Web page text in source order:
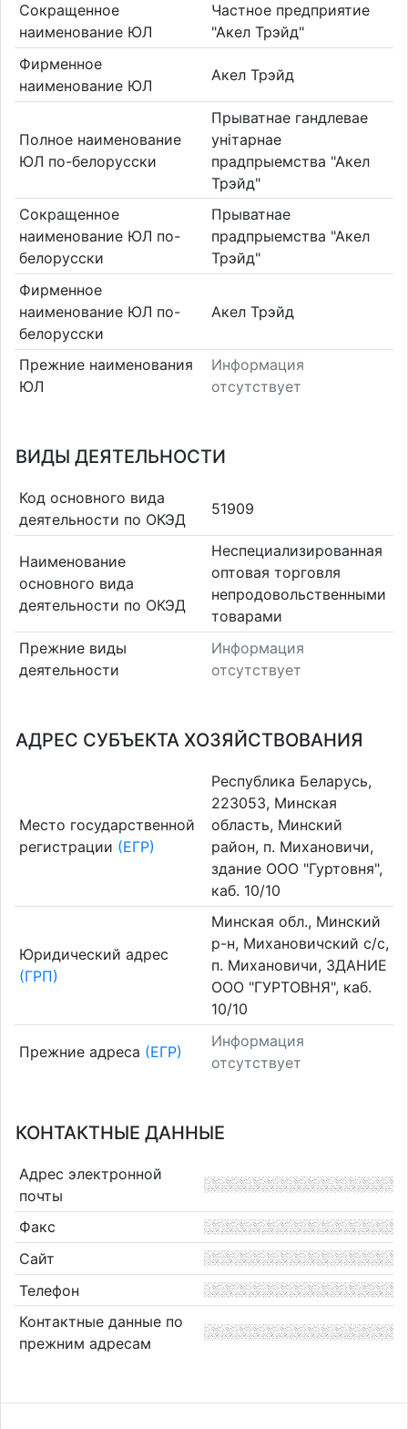
Сокращенное
наименование ЮЛ
Частное предприятие
"Акел Трэйд"
Фирменное
наименование ЮЛ
Акел Трэйд
Полное наименование
ЮЛ по-белорусски
Прыватнае гандлевае
унiтарнае
прадпрыемства "Акел
Трэйд"
Сокращенное
наименование ЮЛ по-
белорусски
Прыватнае
прадпрыемства "Акел
Трэйд"
Фирменное
наименование ЮЛ по-
белорусски
Акел Трэйд
Прежние наименования
ЮЛ
Информация
отсутствует
ВИДЫ ДЕЯТЕЛЬНОСТИ
Код основного вида
деятельности по ОКЭД
51909
Наименование
основного вида
деятельности по ОКЭД
Неспециализированная
оптовая торговля
непродовольственными
товарами
Прежние виды
деятельности
Информация
отсутствует
АДРЕС СУБЪЕКТА ХОЗЯЙСТВОВАНИЯ
Место государственной
регистрации (ЕГР)
Республика Беларусь,
223053, Минская
область, Минский
район, п. Михановичи,
здание ООО "Гуртовня",
каб. 10/10
Юридический адрес
(ГРП)
Минская обл., Минский
р-н, Михановичский с/с,
п. Михановичи, ЗДАНИЕ
ООО "ГУРТОВНЯ", каб.
10/10
Прежние адреса (ЕГР)
Информация
отсутствует
КОНТАКТНЫЕ ДАННЫЕ
Адрес электронной
почты
Факс
Сайт
Телефон
Контактные данные по
прежним адресам